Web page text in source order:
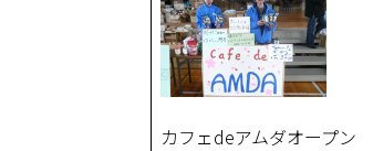
カフェdeアムダオープン